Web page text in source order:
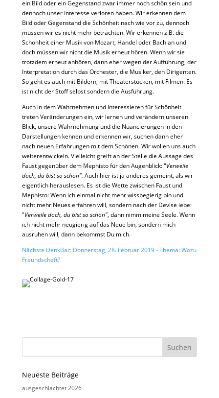
ein Bild oder ein Gegenstand zwar immer noch schön sein und
dennoch unser Interesse verloren haben. Wir erkennen dem
Bild oder Gegenstand die Schönheit nach wie vor zu, dennoch
müssen wir es nicht mehr betrachten. Wir erkennen z.B. die
Schönheit einer Musik von Mozart, Händel oder Bach an und
doch müssen wir nicht die Musik erneut hören. Wenn wir sie
trotzdem erneut anhören, dann eher wegen der Aufführung, der
Interpretation durch das Orchester, die Musiker, den Dirigenten.
So geht es auch mit Bildern, mit Theaterstücken, mit Filmen. Es
ist nicht der Stoff selbst sondern die Ausführung.
Auch in dem Wahrnehmen und Interessieren für Schönheit
treten Veränderungen ein, wir lernen und verändern unseren
Blick, unsere Wahrnehmung und die Nuancierungen in den
Darstellungen kennen und erkennen wir, suchen dann eher
nach neuen Erfahrungen mit dem Schönen. Wir wollen uns auch
weiterentwickeln. Vielleicht greift an der Stelle die Aussage des
Faust gegenüber dem Mephisto für den Augenblick: "Verweile
doch, du bist so schön". Auch hier ist ja anderes gemeint, als wir
eigentlich herauslesen. Es ist die Wette zwischen Faust und
Mephisto: Wenn ich einmal nicht mehr wissbegierig bin und
nicht mehr Neues erfahren will, sondern nach der Devise lebe:
"Verweile doch, du bist so schön", dann nimm meine Seele. Wenn
ich nicht mehr neugierig auf das Neue bin, sondern mich
ausruhen will, dann bekommst Du mich.
Nächste DenkBar: Donnerstag, 28. Februar 2019 - Thema: Wozu
Freundschaft?
Neueste Beiträge
ausgeschlachtet 2026